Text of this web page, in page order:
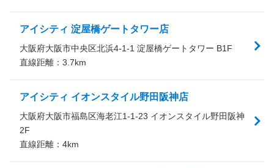
アイシティ 淀屋橋ゲートタワー店
大阪府大阪市中央区北浜4-1-1 淀屋橋ゲートタワー B1F
直線距離： 3.7km
アイシティ イオンスタイル野田阪神店
大阪府大阪市福島区海老江1-1-23 イオンスタイル野田阪神
2F
直線距離： 4km